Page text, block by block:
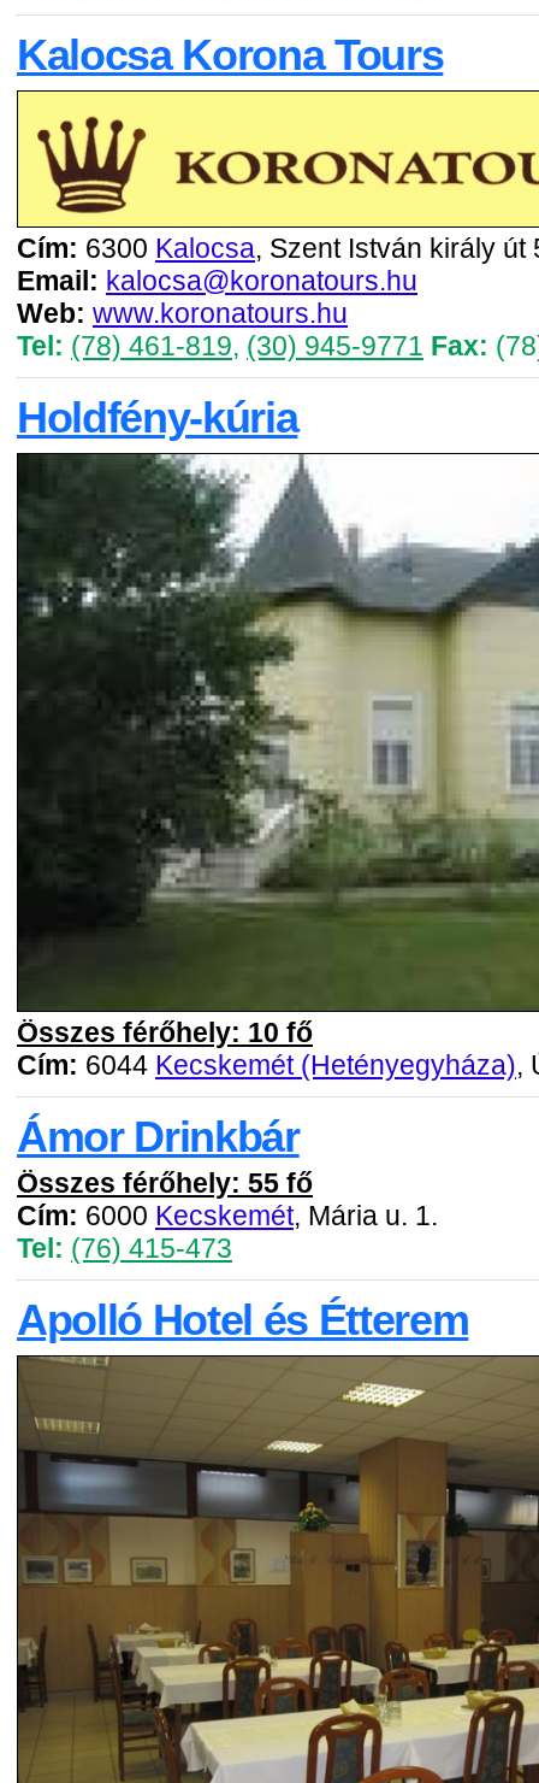
Kalocsa Korona Tours
Cím: 6300 Kalocsa, Szent István király út
Email: kalocsa@koronatours.hu
Web: www.koronatours.hu
Tel: (78) 461-819, (30) 945-9771 Fax:
Holdfény-kúria
Összes férőhely: 10 fő
Cím: 6044 Kecskemét (Hetényegyháza),
Ámor Drinkbár
Összes férőhely: 55 fő
Cím: 6000 Kecskemét, Mária u. 1.
Tel: (76) 415-473
Apolló Hotel és Étterem